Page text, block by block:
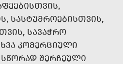
ᲡᲐᲡᲢᲣᲛᲠᲝᲔᲑᲘᲡᲗᲕᲘᲡ,
ᲡᲐᲕᲐᲭᲠᲝ
ᲙᲝᲛᲔᲠᲪᲘᲣᲚᲘ
ᲡᲬᲝᲠᲐᲓ ᲨᲔᲠᲩᲔᲣᲚᲘ